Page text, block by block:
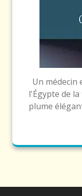
Un médecin
l'Égypte de la
plume